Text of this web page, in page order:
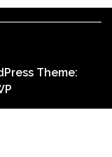
Theme: